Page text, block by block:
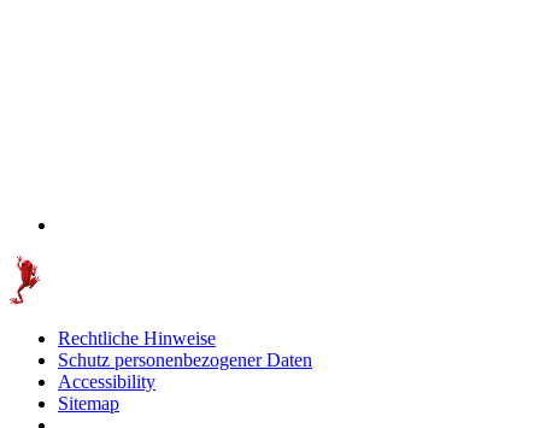
Rechtliche Hinweise
Schutz personenbezogener Daten
Accessibility
Sitemap